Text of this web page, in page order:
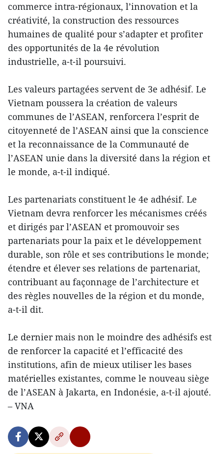
commerce intra-régionaux, l’innovation et la
créativité, la construction des ressources
humaines de qualité pour s’adapter et profiter
des opportunités de la 4e révolution
industrielle, a-t-il poursuivi.
Les valeurs partagées servent de 3e adhésif. Le
Vietnam poussera la création de valeurs
communes de l’ASEAN, renforcera l’esprit de
citoyenneté de l’ASEAN ainsi que la conscience
et la reconnaissance de la Communauté de
l’ASEAN unie dans la diversité dans la région et
le monde, a-t-il indiqué.
Les partenariats constituent le 4e adhésif. Le
Vietnam devra renforcer les mécanismes créés
et dirigés par l’ASEAN et promouvoir ses
partenariats pour la paix et le développement
durable, son rôle et ses contributions le monde;
étendre et élever ses relations de partenariat,
contribuant au façonnage de l’architecture et
des règles nouvelles de la région et du monde,
a-t-il dit.
Le dernier mais non le moindre des adhésifs est
de renforcer la capacité et l’efficacité des
institutions, afin de mieux utiliser les bases
matérielles existantes, comme le nouveau siège
de l’ASEAN à Jakarta, en Indonésie, a-t-il ajouté.
– VNA